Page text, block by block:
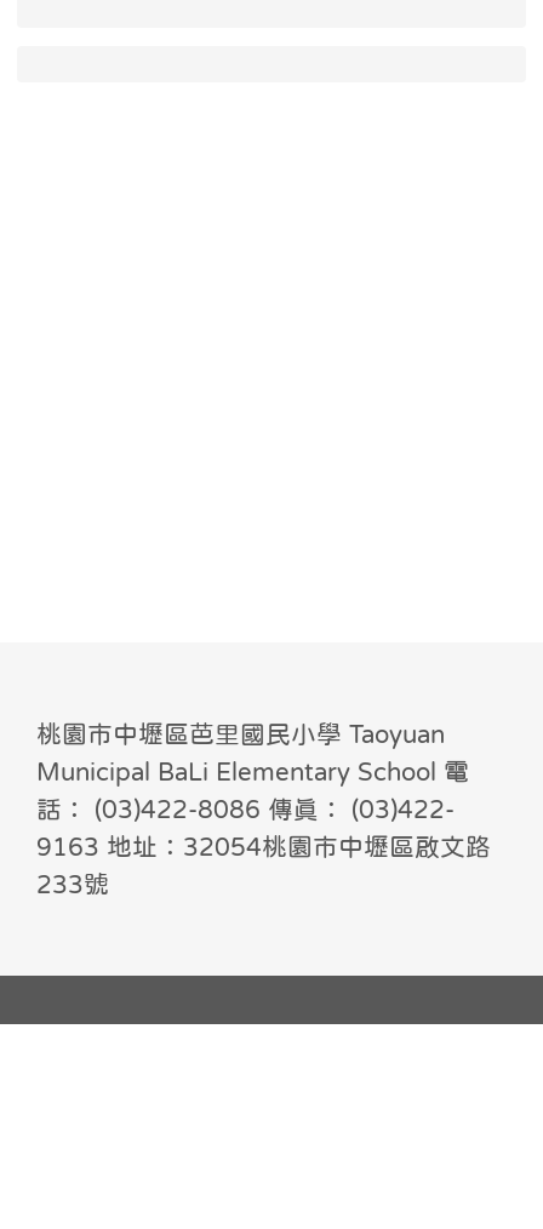
桃園市中壢區芭里國民小學 Taoyuan
Municipal BaLi Elementary School 電
話： (03)422-8086 傳真： (03)422-
9163 地址：32054桃園市中壢區啟文路
233號